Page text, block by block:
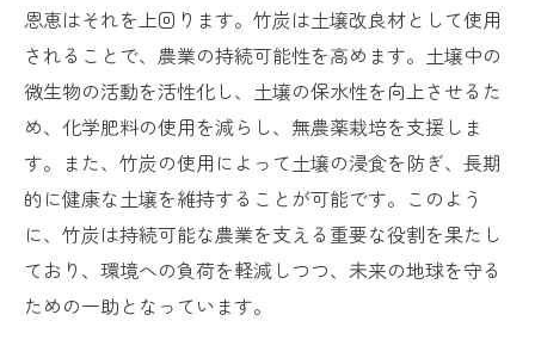
恩恵はそれを上回ります。竹炭は土壌改良材として使用
されることで、農業の持続可能性を高めます。土壌中の
微生物の活動を活性化し、土壌の保水性を向上させるた
め、化学肥料の使用を減らし、無農薬栽培を支援しま
す。また、竹炭の使用によって土壌の浸食を防ぎ、長期
的に健康な土壌を維持することが可能です。このよう
に、竹炭は持続可能な農業を支える重要な役割を果たし
ており、環境への負荷を軽減しつつ、未来の地球を守る
ための一助となっています。